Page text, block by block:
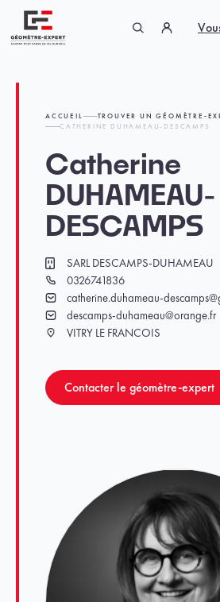
ACCUEIL
TROUVER UN GÉOMÈTRE-
CATHERINE DUHAMEAU-DESCAMPS
Catherine
DUHAMEAU-
DESCAMPS
CabinetSARL DESCAMPS-DUHAMEAU
Téléphone0326741836
Emailcatherine.duhameau-
Emaildescamps-duhameau@orange.fr
Ville
VITRY LE FRANCOIS
Contacter le géomètre-expert
Panneau de gestion des cookies